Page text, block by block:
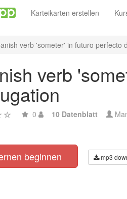
Karteikarten erstellen
verb 'someter' in futuro perfecto
verb
0 10 Datenblatt
beginnen mp3